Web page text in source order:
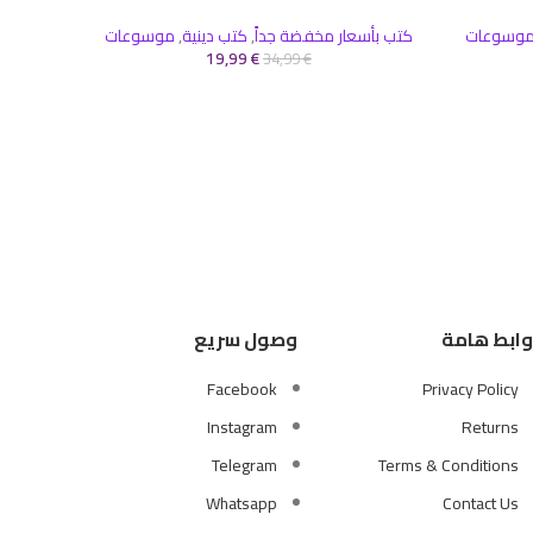
موسوعات
كتب بأسعار مخفضة جداً,كتب دينية,موسوعات
34,99€
19,99€
هامة
Privacy Policy
Returns
Terms & Conditions
Contact Us
وصول سريع
Facebook
Instagram
Telegram
Whatsapp